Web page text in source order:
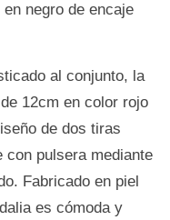
negro de encaje
al conjunto, la
12cm en color rojo
de dos tiras
pulsera mediante
Fabricado en piel
es cómoda y